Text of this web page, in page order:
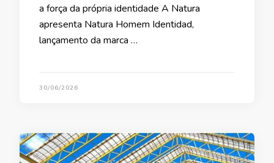
a força da própria identidade A Natura
apresenta Natura Homem Identidad,
lançamento da marca …
30/06/2026